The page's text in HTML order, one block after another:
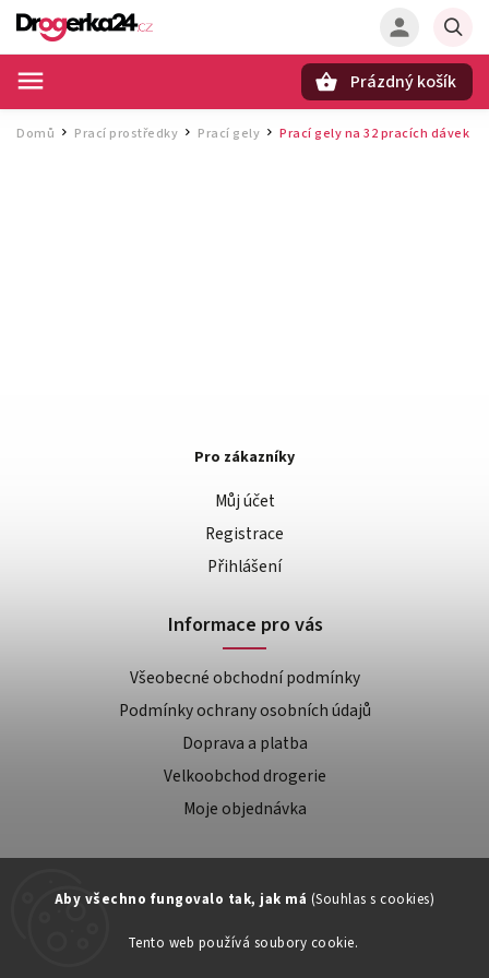
Aby všechno fungovalo tak, jak má (Souhlas s cookies)
Tento web používá soubory cookie.
Prázdný košík
Domů / Prací prostředky / Prací gely / Prací gely na 32 pracích dávek
Pro zákazníky
Můj účet
Registrace
Přihlášení
Informace pro vás
Všeobecné obchodní podmínky
Podmínky ochrany osobních údajů
Doprava a platba
Velkoobchod drogerie
Moje objednávka